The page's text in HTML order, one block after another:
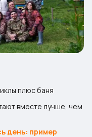
плюс баня
вместе лучше, чем
день: пример